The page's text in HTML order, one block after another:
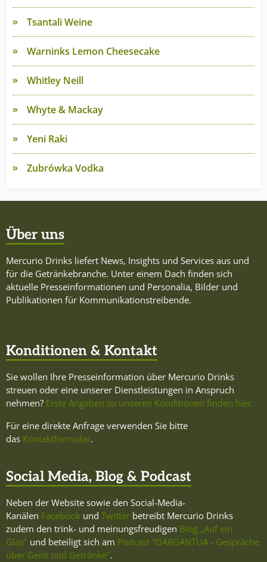
Tsantali Weine
Warninks Lemon Cheesecake
Whitley Neill
Whyte & Mackay
Yeni Raki
Zubrówka Vodka
Über uns
Mercurio Drinks liefert News, Insights und Services aus und
für die Getränkebranche. Unter einem Dach finden sich
aktuelle Presseinformationen und Personalia, Bilder und
Publikationen für Kommunikationstreibende.
Konditionen & Kontakt
Sie wollen Ihre Presseinformation über Mercurio Drinks
streuen oder eine unserer Dienstleistungen in Anspruch
nehmen? Erste Angaben zu unseren Konditionen finden hier.
Für eine direkte Anfrage verwenden Sie bitte
das Kontaktformular.
Social Media, Blog & Podcast
Neben der Website sowie den Social-Media-
Kanälen Facebook und Twitter betreibt Mercurio Drinks
zudem den trink- und meinungsfreudigen Blog „Auf ein
Glas" und beteiligt sich am Podcast "GARGANTUA - Gespräche
über Geist und Getränke".